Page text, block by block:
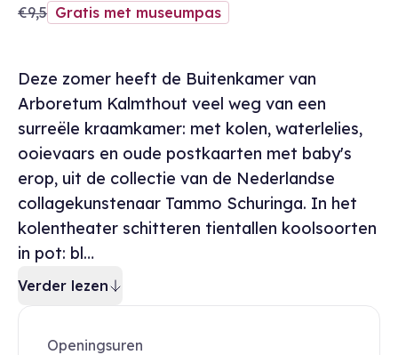
€9,5 Gratis met museumpas
Deze zomer heeft de Buitenkamer van
Arboretum Kalmthout veel weg van een
surreële kraamkamer: met kolen, waterlelies,
ooievaars en oude postkaarten met baby's
erop, uit de collectie van de Nederlandse
collagekunstenaar Tammo Schuringa. In het
kolentheater schitteren tientallen koolsoorten
in pot: bl…
Verder lezen
Openingsuren